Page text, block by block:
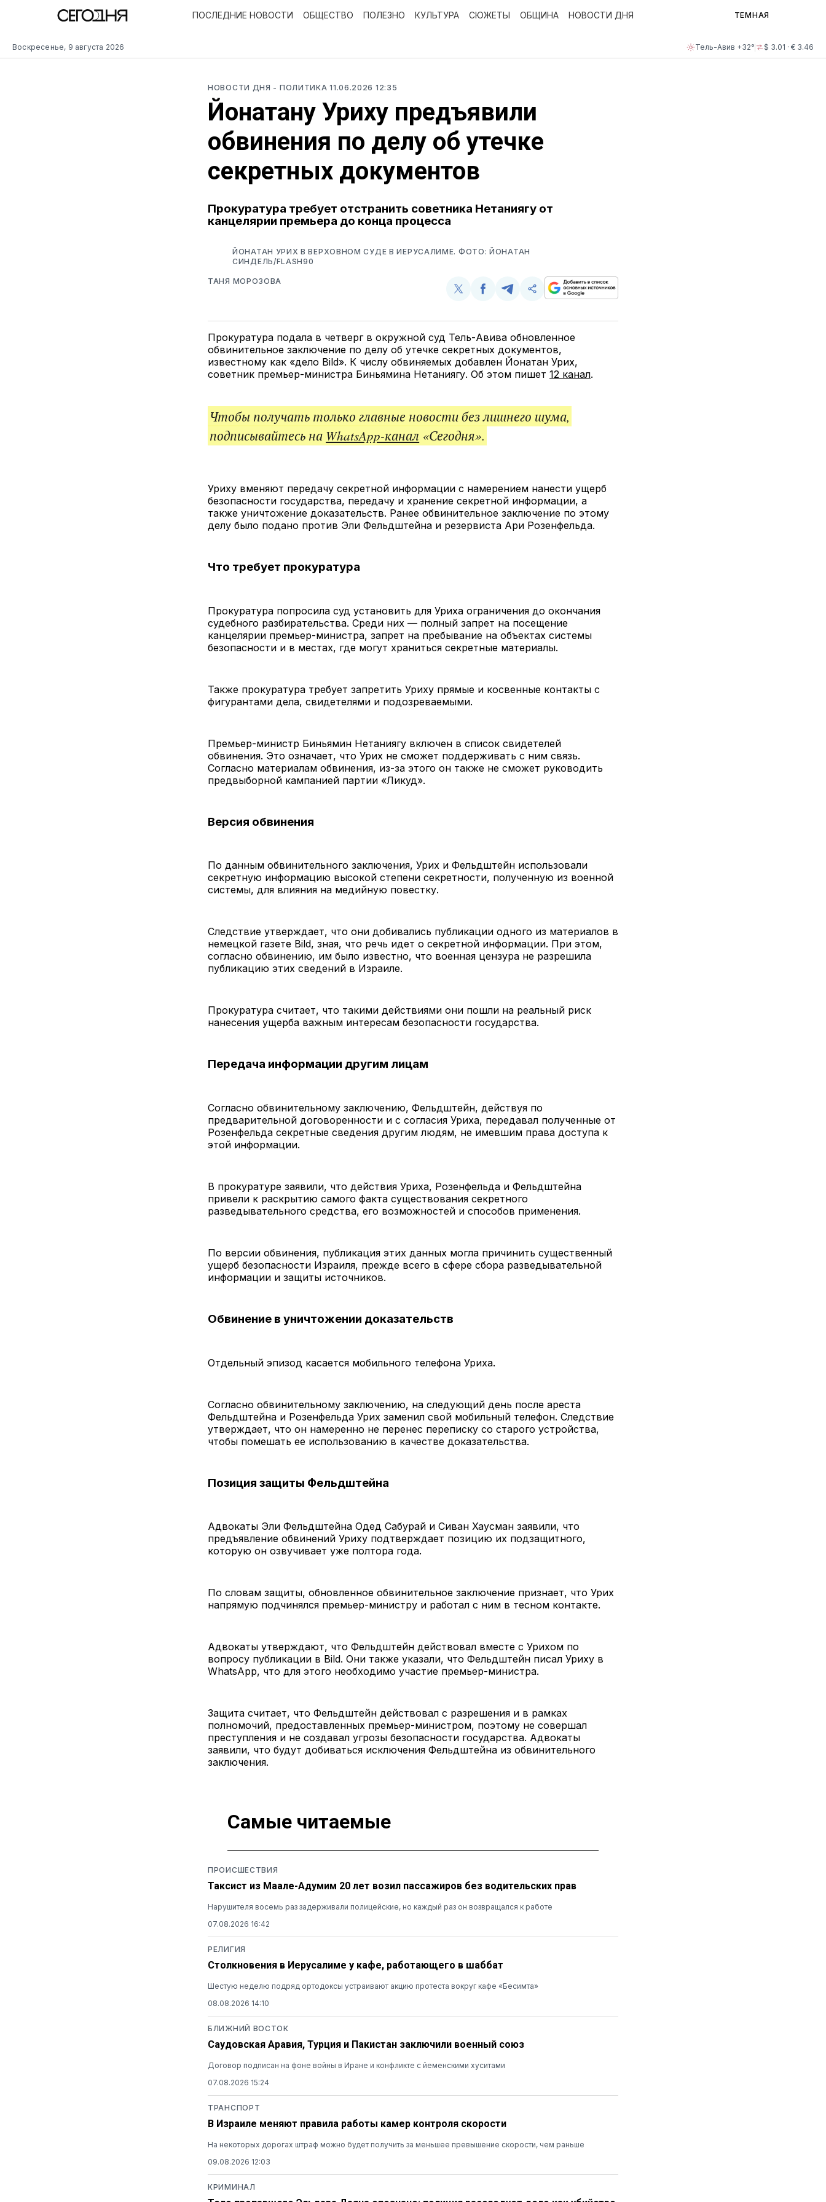
Воскресенье, 9 августа 2026 Тель-Авив +32° $ 3.01 · € 3.46
ПОСЛЕДНИЕ НОВОСТИ ОБЩЕСТВО ПОЛЕЗНО КУЛЬТУРА СЮЖЕТЫ ОБЩИНА НОВОСТИ ДНЯ ТЕМНАЯ
НОВОСТИ ДНЯ - ПОЛИТИКА11.06.2026 12:35
Йонатану Уриху предъявили
обвинения по делу об утечке
секретных документов
Прокуратура требует отстранить советника Нетаниягу от
канцелярии премьера до конца процесса
ЙОНАТАН УРИХ В ВЕРХОВНОМ СУДЕ В ИЕРУСАЛИМЕ. ФОТО: ЙОНАТАН
СИНДЕЛЬ/FLASH90
ТАНЯ МОРОЗОВА
Поделиться
Twitter
Поделиться
Facebook
Поделиться
Telegram
Скопируйте
поделитесь
Прокуратура подала в четверг в окружной суд Тель-Авива обновленное
обвинительное заключение по делу об утечке секретных документов,
известному как «дело Bild». К числу обвиняемых добавлен Йонатан Урих,
советник премьер-министра Биньямина Нетаниягу. Об этом пишет 12 канал.
Чтобы получать только главные новости без лишнего шума,
подписывайтесь на WhatsApp-канал «Сегодня».
Уриху вменяют передачу секретной информации с намерением нанести ущерб
безопасности государства, передачу и хранение секретной информации, а
также уничтожение доказательств. Ранее обвинительное заключение по этому
делу было подано против Эли Фельдштейна и резервиста Ари Розенфельда.
Что требует прокуратура
Прокуратура попросила суд установить для Уриха ограничения до окончания
судебного разбирательства. Среди них — полный запрет на посещение
канцелярии премьер-министра, запрет на пребывание на объектах системы
безопасности и в местах, где могут храниться секретные материалы.
Также прокуратура требует запретить Уриху прямые и косвенные контакты с
фигурантами дела, свидетелями и подозреваемыми.
Премьер-министр Биньямин Нетаниягу включен в список свидетелей
обвинения. Это означает, что Урих не сможет поддерживать с ним связь.
Согласно материалам обвинения, из-за этого он также не сможет руководить
предвыборной кампанией партии «Ликуд».
Версия обвинения
По данным обвинительного заключения, Урих и Фельдштейн использовали
секретную информацию высокой степени секретности, полученную из военной
системы, для влияния на медийную повестку.
Следствие утверждает, что они добивались публикации одного из материалов в
немецкой газете Bild, зная, что речь идет о секретной информации. При этом,
согласно обвинению, им было известно, что военная цензура не разрешила
публикацию этих сведений в Израиле.
Прокуратура считает, что такими действиями они пошли на реальный риск
нанесения ущерба важным интересам безопасности государства.
Передача информации другим лицам
Согласно обвинительному заключению, Фельдштейн, действуя по
предварительной договоренности и с согласия Уриха, передавал полученные от
Розенфельда секретные сведения другим людям, не имевшим права доступа к
этой информации.
В прокуратуре заявили, что действия Уриха, Розенфельда и Фельдштейна
привели к раскрытию самого факта существования секретного
разведывательного средства, его возможностей и способов применения.
По версии обвинения, публикация этих данных могла причинить существенный
ущерб безопасности Израиля, прежде всего в сфере сбора разведывательной
информации и защиты источников.
Обвинение в уничтожении доказательств
Отдельный эпизод касается мобильного телефона Уриха.
Согласно обвинительному заключению, на следующий день после ареста
Фельдштейна и Розенфельда Урих заменил свой мобильный телефон. Следствие
утверждает, что он намеренно не перенес переписку со старого устройства,
чтобы помешать ее использованию в качестве доказательства.
Позиция защиты Фельдштейна
Адвокаты Эли Фельдштейна Одед Сабурай и Сиван Хаусман заявили, что
предъявление обвинений Уриху подтверждает позицию их подзащитного,
которую он озвучивает уже полтора года.
По словам защиты, обновленное обвинительное заключение признает, что Урих
напрямую подчинялся премьер-министру и работал с ним в тесном контакте.
Адвокаты утверждают, что Фельдштейн действовал вместе с Урихом по
вопросу публикации в Bild. Они также указали, что Фельдштейн писал Уриху в
WhatsApp, что для этого необходимо участие премьер-министра.
Защита считает, что Фельдштейн действовал с разрешения и в рамках
полномочий, предоставленных премьер-министром, поэтому не совершал
преступления и не создавал угрозы безопасности государства. Адвокаты
заявили, что будут добиваться исключения Фельдштейна из обвинительного
заключения.
Самые читаемые
ПРОИСШЕСТВИЯ
Таксист из Маале-Адумим 20 лет возил пассажиров без водительских прав
Нарушителя восемь раз задерживали полицейские, но каждый раз он возвращался к работе
07.08.2026 16:42
РЕЛИГИЯ
Столкновения в Иерусалиме у кафе, работающего в шаббат
Шестую неделю подряд ортодоксы устраивают акцию протеста вокруг кафе «Бесимта»
08.08.2026 14:10
БЛИЖНИЙ ВОСТОК
Саудовская Аравия, Турция и Пакистан заключили военный союз
Договор подписан на фоне войны в Иране и конфликте с йеменскими хуситами
07.08.2026 15:24
ТРАНСПОРТ
В Израиле меняют правила работы камер контроля скорости
На некоторых дорогах штраф можно будет получить за меньшее превышение скорости, чем раньше
09.08.2026 12:03
КРИМИНАЛ